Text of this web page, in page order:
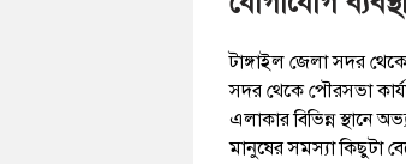
টাঙ্গাইল জেলা সদর
সদর থেকে পৌরসভা
এলাকার বিভিন্ন স্থানে
মানুষের সমস্যা কিছুটা